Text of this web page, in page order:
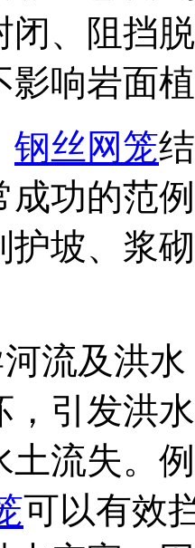
闭、阻挡
影响岩面
钢丝网笼
成功的范
护坡、浆
流及洪
，引发洪
土流失。
可以有效